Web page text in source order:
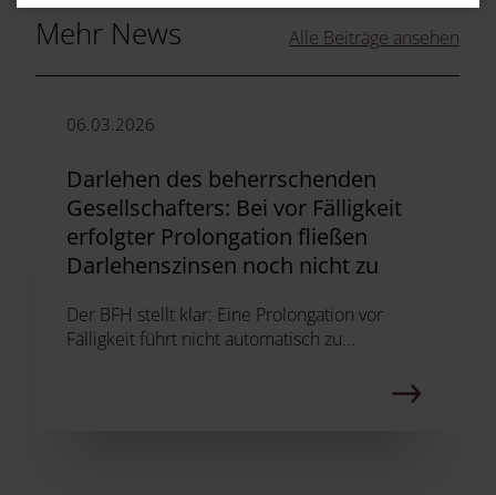
Mehr News Alle Beiträge ansehen
06.03.2026
Darlehen des beherrschenden
Gesellschafters: Bei vor Fälligkeit
erfolgter Prolongation fließen
Darlehenszinsen noch nicht zu
Der BFH stellt klar: Eine Prolongation vor
Fälligkeit führt nicht automatisch zu...